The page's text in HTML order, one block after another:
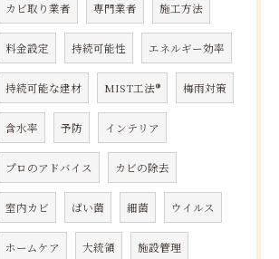
カビ取り業者 専門業者 施工方法
料金設定 持続可能性 エネルギー効率
持続可能な建材 MIST工法® 梅雨対策
含水率 予防 インテリア
プロのアドバイス カビの除去
室内カビ ばい菌 細菌 ウイルス
ホームケア 大統領 施設管理